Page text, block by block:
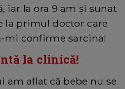
iar la ora 9 am și sunat
la primul doctor care
mi confirme sarcina!
la clinică!
am aflat că bebe nu se